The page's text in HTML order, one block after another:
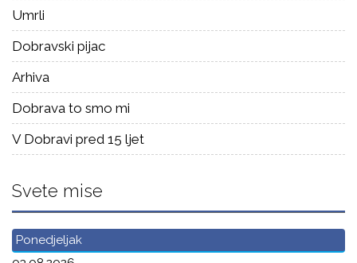
Umrli
Dobravski pijac
Arhiva
Dobrava to smo mi
V Dobravi pred 15 ljet
Svete mise
Ponedjeljak